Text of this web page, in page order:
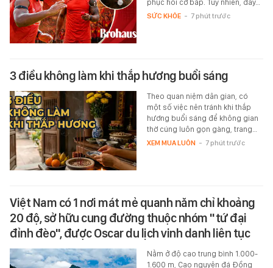
phục hồi cơ bắp. Tuy nhiên, đây…
SỨC KHỎE - 7 phút trước
3 điều không làm khi thắp hương buổi sáng
Theo quan niệm dân gian, có
một số việc nên tránh khi thắp
hương buổi sáng để không gian
thờ cúng luôn gọn gàng, trang…
XEM MUA LUÔN - 7 phút trước
Việt Nam có 1 nơi mát mẻ quanh năm chỉ khoảng
20 độ, sở hữu cung đường thuộc nhóm "tứ đại
đỉnh đèo", được Oscar du lịch vinh danh liên tục
Nằm ở độ cao trung bình 1.000-
1.600 m, Cao nguyên đá Đồng